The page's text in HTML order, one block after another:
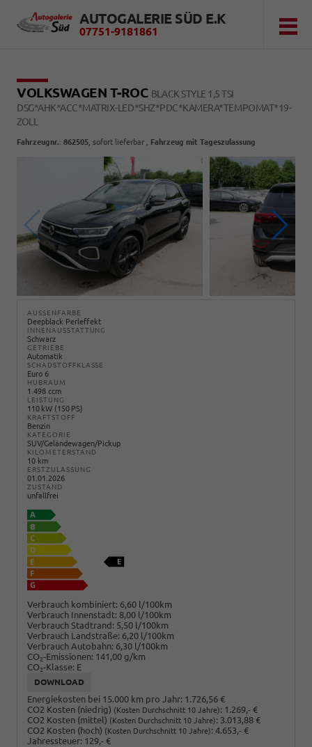
AUTOGALERIE SÜD E.K
07751-9181861
VOLKSWAGEN T-ROC BLACK STYLE 1,5 TSI
DSG*AHK*ACC*MATRIX-LED*SHZ*PDC*KAMERA*TEMPOMAT*19-
ZOLL
Fahrzeugnr.: 862505 sofort lieferbar Fahrzeug mit Tageszulassung
AUSSENFARBE
Deepblack Perleffekt
INNENAUSSTATTUNG
Schwarz
GETRIEBE
Automatik
SCHADSTOFFKLASSE
Euro 6
HUBRAUM
1.498 ccm
LEISTUNG
110 kW (150 PS)
KRAFTSTOFF
Benzin
KATEGORIE
SUV/Geländewagen/Pickup
KILOMETERSTAND
10 km
ERSTZULASSUNG
01.01.2026
ZUSTAND
unfallfrei
Verbrauch kombiniert: 6,60 l/100km
Verbrauch Innenstadt: 8,00 l/100km
Verbrauch Stadtrand: 5,50 l/100km
Verbrauch Landstraße: 6,20 l/100km
Verbrauch Autobahn: 6,30 l/100km
CO2-Emissionen: 141,00 g/km
CO2-Klasse: E
DOWNLOAD
Energiekosten bei 15.000 km pro Jahr: 1.726,56 €
CO2 Kosten (niedrig) (Kosten Durchschnitt 10 Jahre): 1.269,- €
CO2 Kosten (mittel) (Kosten Durchschnitt 10 Jahre): 3.013,88 €
CO2 Kosten (hoch) (Kosten Durchschnitt 10 Jahre): 4.653,- €
Jahressteuer: 129,- €